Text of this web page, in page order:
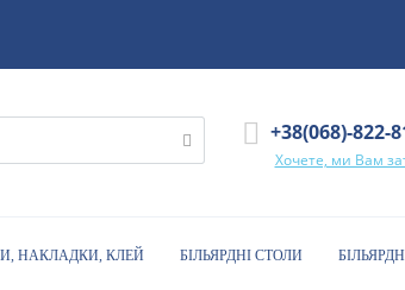
+38(068)-822-
Хочете, ми Вам
НАКЛАДКИ, КЛЕЙ БІЛЬЯРДНІ СТОЛИ